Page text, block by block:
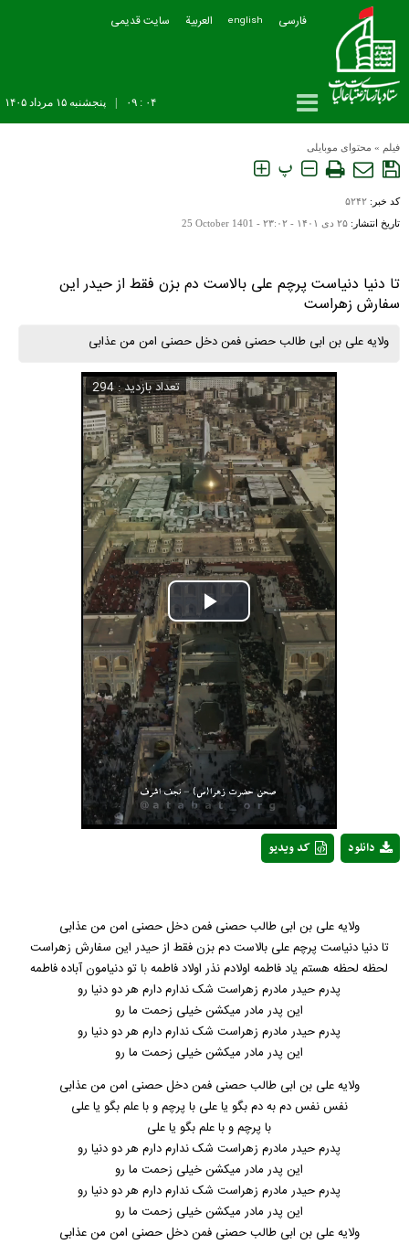
فارسی english العربیة سایت قدیمی
پنجشنبه ۱۵ مرداد ۱۴۰۵ ۰۴ : ۰۹
فیلم » محتوای موبایلی
پ
کد خبر: ۵۲۴۲
تاریخ انتشار: ۲۵ دی ۱۴۰۱ - ۲۳:۰۲ - 25 October 1401
تا دنیا دنیاست پرچم علی بالاست دم بزن فقط از حیدر این
سفارش زهراست
ولایه علی بن ابی طالب حصنی فمن دخل حصنی امن من عذابی
Play
Video
تعداد بازدید : 294
کد ویدیو دانلود
ولایه علی بن ابی طالب حصنی فمن دخل حصنی امن من عذابی
تا دنیا دنیاست پرچم علی بالاست دم بزن فقط از حیدر این سفارش زهراست
لحظه لحظه هستم یاد فاطمه اولادم نذر اولاد فاطمهبا تو دنیامون آباده فاطمه
پدرم حیدر مادرم زهراست شک ندارم دارم هر دو دنیا رو
این پدر مادر میکشن خیلی زحمت ما رو
پدرم حیدر مادرم زهراست شک ندارم دارم هر دو دنیا رو
این پدر مادر میکشن خیلی زحمت ما رو
ولایه علی بن ابی طالب حصنی فمن دخل حصنی امن من عذابی
نفس نفس دم به دم بگو یا علی با پرچم و با علم بگو یا علی
با پرچم و با علم بگو یا علی
پدرم حیدر مادرم زهراست شک ندارم دارم هر دو دنیا رو
این پدر مادر میکشن خیلی زحمت ما رو
پدرم حیدر‌ مادرم زهراست شک ندارم دارم هر دو دنیا رو
این پدر مادر میکشن خیلی زحمت ما رو
ولایه علی بن ابی طالب حصنی فمن دخل حصنی امن من عذابی